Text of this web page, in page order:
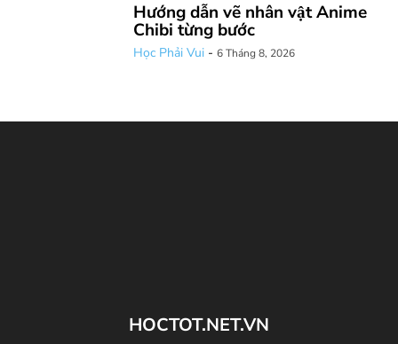
Hướng dẫn vẽ nhân vật Anime
Chibi từng bước
Học Phải Vui - 6 Tháng 8, 2026
HOCTOT.NET.VN